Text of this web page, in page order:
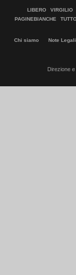
LIBERO VIRGILIO
PAGINEBIANCHE
Chi siamo Note Legali
Direzione